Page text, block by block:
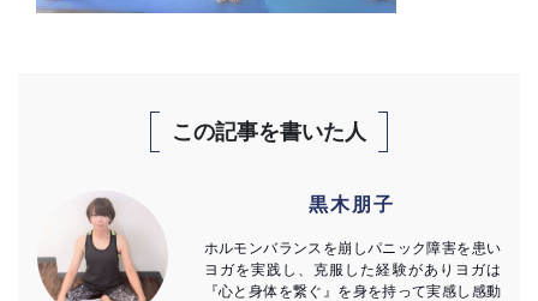
この記事を書いた人
黒木朋子
ホルモンバランスを崩しパニック障害を患い
ヨガを実践し、克服した経験がありヨガは
『心と身体を繋ぐ』を身を持って実感し感動